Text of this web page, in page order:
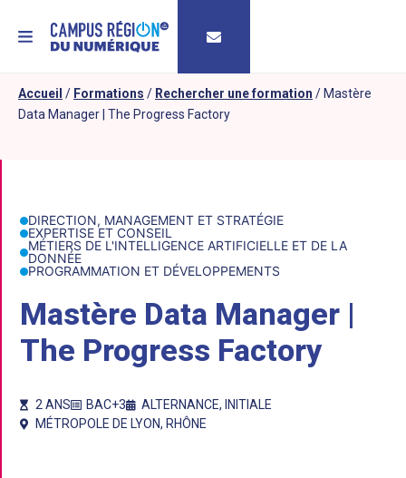
MENU
Accueil / Formations / Rechercher une formation / Mastère
Data Manager | The Progress Factory
DIRECTION, MANAGEMENT ET STRATÉGIE
EXPERTISE ET CONSEIL
MÉTIERS DE L'INTELLIGENCE ARTIFICIELLE ET DE LA
DONNÉE
PROGRAMMATION ET DÉVELOPPEMENTS
Mastère Data Manager |
The Progress Factory
2 ANS BAC+3 ALTERNANCE, INITIALE
MÉTROPOLE DE LYON, RHÔNE